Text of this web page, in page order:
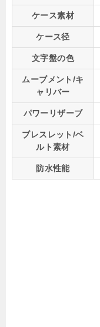
ケース素材
ケース径
文字盤の色
ムーブメント/キ
ャリバー
パワーリザーブ
ブレスレット/ベ
ルト素材
防水性能